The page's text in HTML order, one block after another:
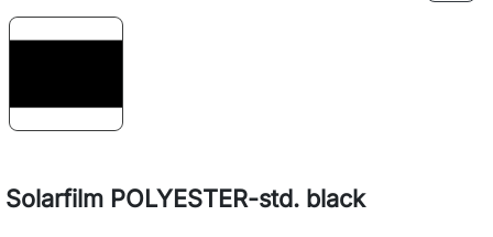
Solarfilm POLYESTER-std. black